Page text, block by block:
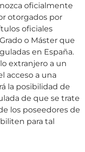
oficialmente
otorgados por
oficiales
o Máster que
en España.
extranjero a un
acceso a una
la posibilidad de
de que se trate
los poseedores de
para tal